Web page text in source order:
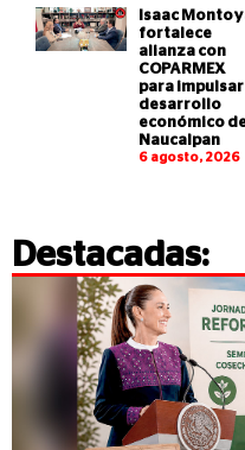
Isaac
fortalece
alianza con
COPARMEX
para impulsar
desarrollo
económico
Naucalpan
6 agosto, 2026
Destacadas: